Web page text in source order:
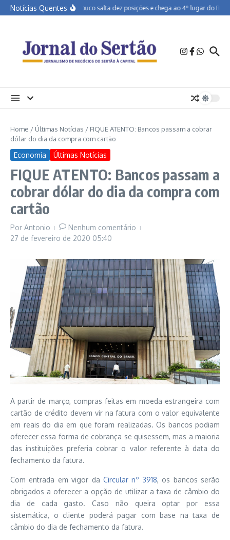
Ir para o conteúdo
Notícias QuentesPernambuco salta dez posições e chega ao 4º lugar do
Home / Últimas Notícias / FIQUE ATENTO: Bancos passam a cobrar
dólar do dia da compra com cartão
Economia Últimas Notícias
FIQUE ATENTO: Bancos passam a
cobrar dólar do dia da compra com
cartão
Por Antonio
Nenhum comentário
27 de fevereiro de 2020 05:40
A partir de março, compras feitas em moeda estrangeira com
cartão de crédito devem vir na fatura com o valor equivalente
em reais do dia em que foram realizadas. Os bancos podiam
oferecer essa forma de cobrança se quisessem, mas a maioria
das instituições preferia cobrar o valor referente à data do
fechamento da fatura.
Com entrada em vigor da Circular nº 3918, os bancos serão
obrigados a oferecer a opção de utilizar a taxa de câmbio do
dia de cada gasto. Caso não queira optar por essa
sistemática, o cliente poderá pagar com base na taxa de
câmbio do dia de fechamento da fatura.